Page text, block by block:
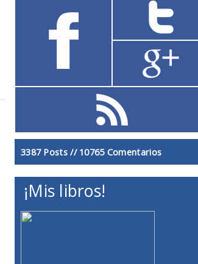
3387 Posts // 10765 Comentarios
¡Mis libros!